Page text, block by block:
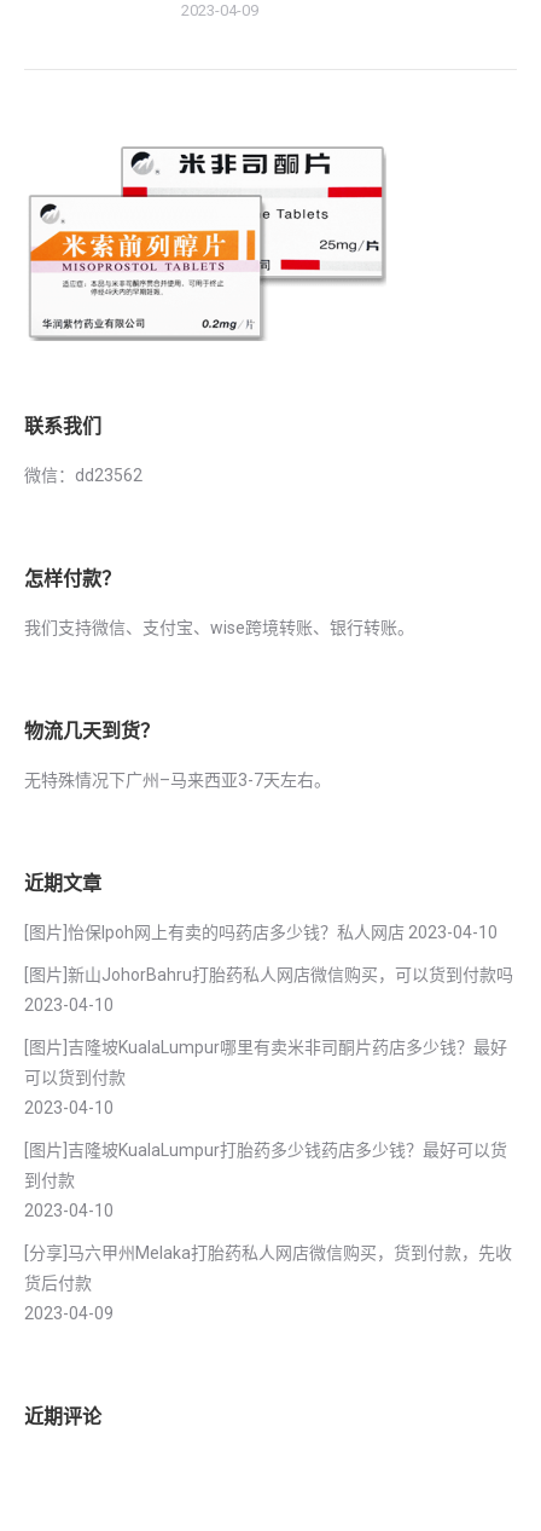
2023-04-09
联系我们
微信：dd23562
怎样付款？
我们支持微信、支付宝、wise跨境转账、银行转账。
物流几天到货？
无特殊情况下广州–马来西亚3-7天左右。
近期文章
[图片]怡保lpoh网上有卖的吗药店多少钱？私人网店 2023-04-10
[图片]新山JohorBahru打胎药私人网店微信购买，可以货到付款吗
2023-04-10
[图片]吉隆坡KualaLumpur哪里有卖米非司酮片药店多少钱？最好
可以货到付款
2023-04-10
[图片]吉隆坡KualaLumpur打胎药多少钱药店多少钱？最好可以货
到付款
2023-04-10
[分享]马六甲州Melaka打胎药私人网店微信购买，货到付款，先收
货后付款
2023-04-09
近期评论